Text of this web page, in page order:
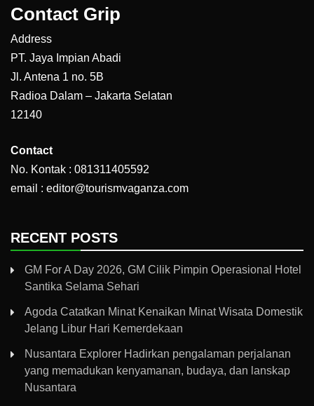
Contact Grip
Address
PT. Jaya Impian Abadi
Jl. Antena 1 no. 5B
Radioa Dalam – Jakarta Selatan
12140
Contact
No. Kontak : 081311405592
email : editor@tourismvaganza.com
RECENT POSTS
GM For A Day 2026, GM Cilik Pimpin Operasional Hotel
Santika Selama Sehari
Agoda Catatkan Minat Kenaikan Minat Wisata Domestik
Jelang Libur Hari Kemerdekaan
Nusantara Explorer Hadirkan pengalaman perjalanan
yang memadukan kenyamanan, budaya, dan lanskap
Nusantara